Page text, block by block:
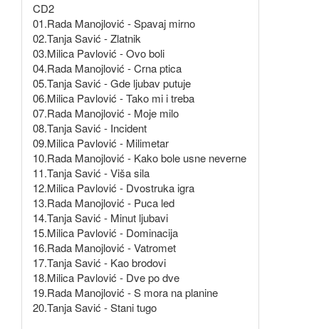
CD2
01.Rada Manojlović - Spavaj mirno
02.Tanja Savić - Zlatnik
03.Milica Pavlović - Ovo boli
04.Rada Manojlović - Crna ptica
05.Tanja Savić - Gde ljubav putuje
06.Milica Pavlović - Tako mi i treba
07.Rada Manojlović - Moje milo
08.Tanja Savić - Incident
09.Milica Pavlović - Milimetar
10.Rada Manojlović - Kako bole usne neverne
11.Tanja Savić - Viša sila
12.Milica Pavlović - Dvostruka igra
13.Rada Manojlović - Puca led
14.Tanja Savić - Minut ljubavi
15.Milica Pavlović - Dominacija
16.Rada Manojlović - Vatromet
17.Tanja Savić - Kao brodovi
18.Milica Pavlović - Dve po dve
19.Rada Manojlović - S mora na planine
20.Tanja Savić - Stani tugo